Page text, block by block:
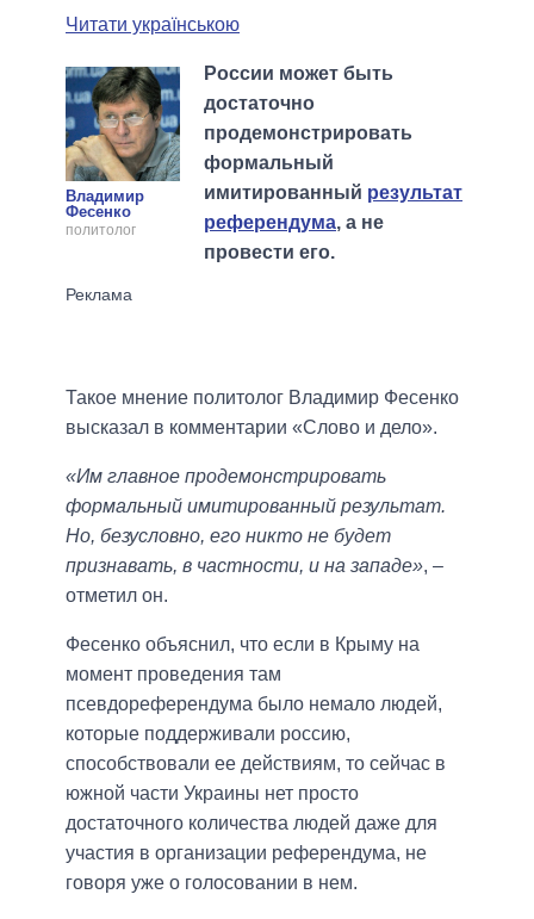
Читати українською
Владимир
Фесенко
политолог
России может быть
достаточно
продемонстрировать
формальный
имитированный результат
референдума, а не
провести его.
Такое мнение политолог Владимир Фесенко
высказал в комментарии «Слово и дело».
«Им главное продемонстрировать
формальный имитированный результат.
Но, безусловно, его никто не будет
признавать, в частности, и на западе», –
отметил он.
Фесенко объяснил, что если в Крыму на
момент проведения там
псевдореферендума было немало людей,
которые поддерживали россию,
способствовали ее действиям, то сейчас в
южной части Украины нет просто
достаточного количества людей даже для
участия в организации референдума, не
говоря уже о голосовании в нем.